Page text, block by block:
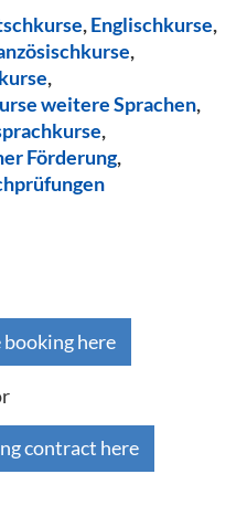
,Englischkurse,
,
,
weitere Sprachen,
,
Förderung,
here
contract here